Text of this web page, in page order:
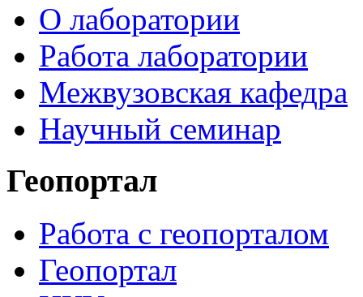
О лаборатории
Работа лаборатории
Межвузовская кафедра
Научный семинар
Геопортал
Работа с геопорталом
Геопортал